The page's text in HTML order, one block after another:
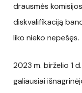
drausmės
diskvalifikaciją
liko nieko nepešęs.
2023 m. birželio 1
galiausiai